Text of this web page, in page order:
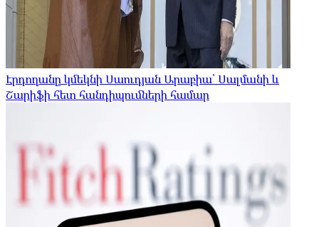
Էրդողանը կմեկնի Սաուդյան Արաբիա՝ Սալմանի և
Շարիֆի հետ հանդիպումների համար